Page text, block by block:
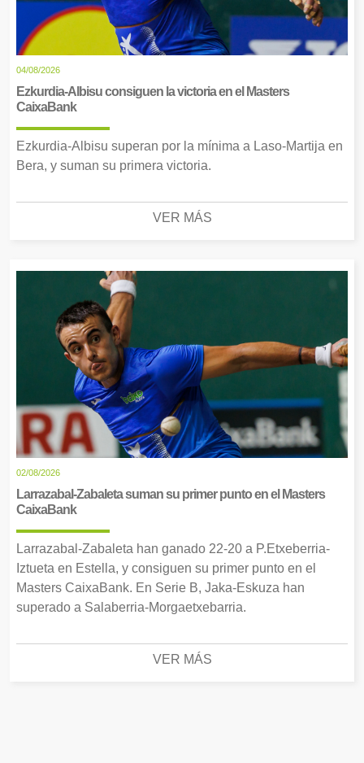
04/08/2026
Ezkurdia-Albisu consiguen la victoria en el Masters
CaixaBank
Ezkurdia-Albisu superan por la mínima a Laso-Martija en
Bera, y suman su primera victoria.
VER MÁS
02/08/2026
Larrazabal-Zabaleta suman su primer punto en el Masters
CaixaBank
Larrazabal-Zabaleta han ganado 22-20 a P.Etxeberria-
Iztueta en Estella, y consiguen su primer punto en el
Masters CaixaBank. En Serie B, Jaka-Eskuza han
superado a Salaberria-Morgaetxebarria.
VER MÁS